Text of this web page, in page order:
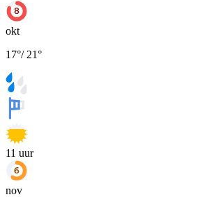
okt
17°/ 21°
11 uur
nov